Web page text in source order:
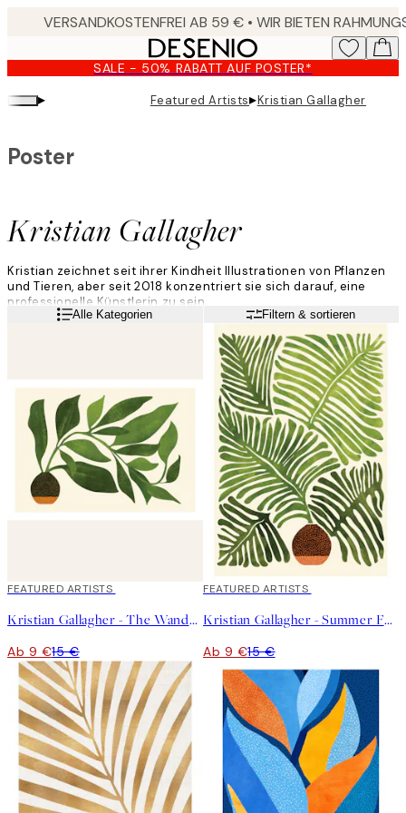
content.
SALE - 50% RABATT AUF POSTER*
▸ Featured Artists▸Kristian Gallagher
Kristian Gallagher
Poster
Kristian zeichnet seit ihrer Kindheit Illustrationen von Pflanzen
und Tieren, aber seit 2018 konzentriert sie sich darauf, eine
professionelle Künstlerin zu sein.
Sie betrachtet ihre Kunst als erfolgreich, wenn sie Menschen
zum Lächeln bringt, da sie mit ihren farbenfrohen und skurrilen
Zeichnungen anderen eine Freude bereiten möchte.
Am häufigsten verwendet sie Acryl, Gouache und
Aquarellfarben, aber Kristian arbeitet auch digital und
experimentiert oft mit verschiedenen Medien, um das
gewünschte Ergebnis zu erzielen.
WeiterlesenAlle Kategorien Filtern & sortieren
40%*
FEATURED ARTISTS
Kristian Gallagher - The Wanderer Poster
Ab 9 €15 €
40%*
FEATURED ARTISTS
Kristian Gallagher - Summer Fern Poster
Ab 9 €15 €